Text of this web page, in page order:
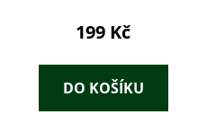
199 Kč
DO KOŠÍKU